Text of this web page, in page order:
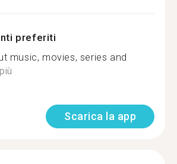
preferiti
music, movies, series and
Scarica la app